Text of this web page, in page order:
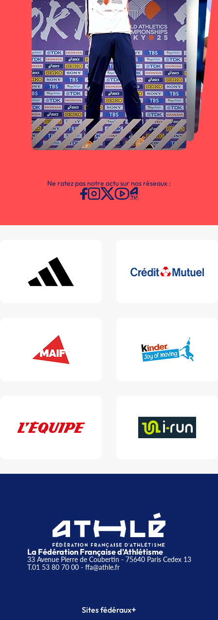
Ne ratez pas notre actu sur nos réseaux :
La Fédération Française d'Athlétisme
33 Avenue Pierre de Coubertin - 75640 Paris Cedex 13
T.01 53 80 70 00- ffa@athle.fr
Sites fédéraux+